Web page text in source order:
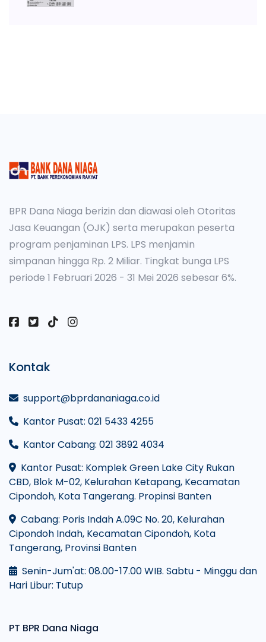
BPR Dana Niaga berizin dan diawasi oleh Otoritas
Jasa Keuangan (OJK) serta merupakan peserta
program penjaminan LPS. LPS menjamin
simpanan hingga Rp. 2 Miliar. Tingkat bunga LPS
periode 1 Februari 2026 - 31 Mei 2026 sebesar 6%.
Kontak
support@bprdananiaga.co.id
Kantor Pusat: 021 5433 4255
Kantor Cabang: 021 3892 4034
Kantor Pusat: Komplek Green Lake City Rukan
CBD, Blok M-02, Kelurahan Ketapang, Kecamatan
Cipondoh, Kota Tangerang. Propinsi Banten
Cabang: Poris Indah A.09C No. 20, Kelurahan
Cipondoh Indah, Kecamatan Cipondoh, Kota
Tangerang, Provinsi Banten
Senin-Jum'at: 08.00-17.00 WIB. Sabtu - Minggu dan
Hari Libur: Tutup
PT BPR Dana Niaga